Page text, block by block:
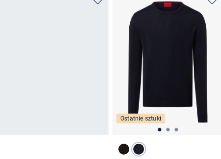
Ostatnie sztuki